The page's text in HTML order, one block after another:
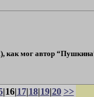
мог автор
|16|17|18|19|20 >>